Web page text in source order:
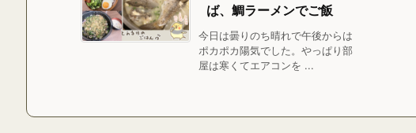
ば、鯛ラーメンでご飯
今日は曇りのち晴れで午後からは
ポカポカ陽気でした。やっぱり部
屋は寒くてエアコンを ...